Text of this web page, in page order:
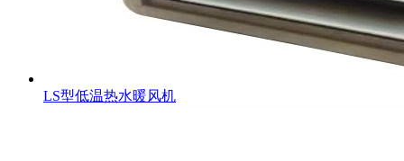
LS型低温热水暖风机